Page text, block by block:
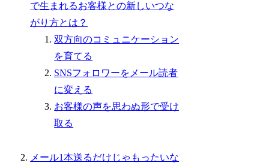
で生まれるお客様との新しいつな
がり方とは？
双方向のコミュニケーション
を育てる
SNSフォロワーをメール読者
に変える
お客様の声を思わぬ形で受け
取る
メール1本送るだけじゃもったいな